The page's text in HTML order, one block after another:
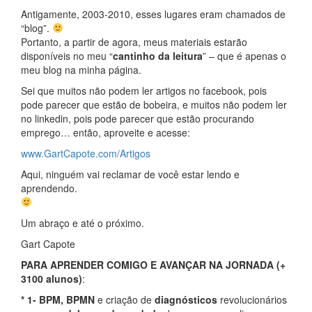
Antigamente, 2003-2010, esses lugares eram chamados de
“blog”.
Portanto, a partir de agora, meus materiais estarão
disponíveis no meu “cantinho da leitura” – que é apenas o
meu blog na minha página.
Sei que muitos não podem ler artigos no facebook, pois
pode parecer que estão de bobeira, e muitos não podem ler
no linkedin, pois pode parecer que estão procurando
emprego… então, aproveite e acesse:
www.GartCapote.com/Artigos
Aqui, ninguém vai reclamar de você estar lendo e
aprendendo.
Um abraço e até o próximo.
Gart Capote
PARA APRENDER COMIGO E AVANÇAR NA JORNADA (+
3100 alunos):
​* 1- BPM, BPMN e criação de diagnósticos revolucionários